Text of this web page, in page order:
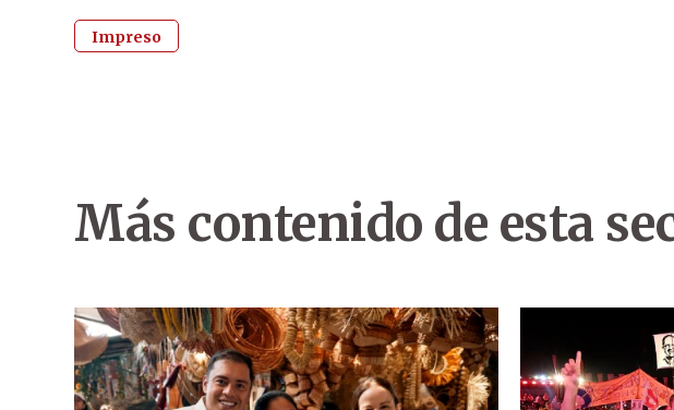
Impreso
Más contenido de esta